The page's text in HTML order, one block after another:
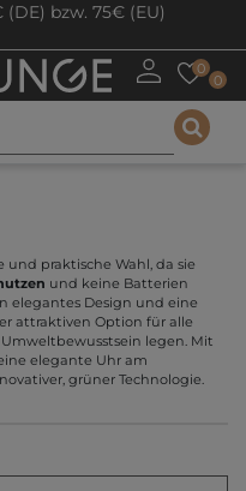
bzw. 75€ (EU)
0
0
praktische Wahl, da sie
und keine Batterien
elegantes Design und eine
attraktiven Option für alle
legen. Mit
elegante Uhr am
grüner Technologie.